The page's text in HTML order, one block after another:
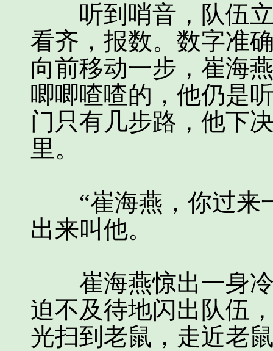
听到哨音，队伍立
看齐，报数。数字准
向前移动一步，崔海
唧唧喳喳的，他仍是
门只有几步路，他下
里。
“崔海燕，你过来
出来叫他。
崔海燕惊出一身冷
迫不及待地闪出队伍
光扫到老鼠，走近老